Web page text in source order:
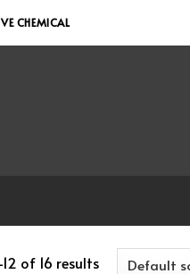
CHEMICAL
of 16 results